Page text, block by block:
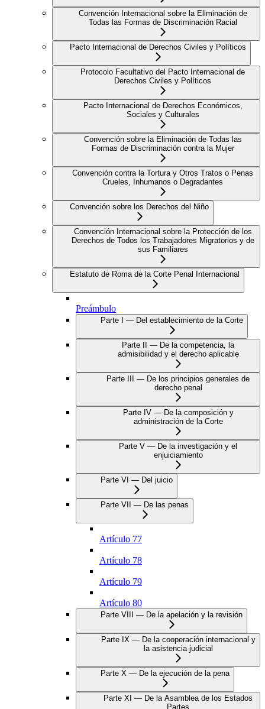
Convención Internacional sobre la Eliminación de
Todas las Formas de Discriminación Racial
Pacto Internacional de Derechos Civiles y Políticos
Protocolo Facultativo del Pacto Internacional de
Derechos Civiles y Políticos
Pacto Internacional de Derechos Económicos,
Sociales y Culturales
Convención sobre la Eliminación de Todas las
Formas de Discriminación contra la Mujer
Convención contra la Tortura y Otros Tratos o Penas
Crueles, Inhumanos o Degradantes
Convención sobre los Derechos del Niño
Convención Internacional sobre la Protección de los
Derechos de Todos los Trabajadores Migratorios y de
sus Familiares
Estatuto de Roma de la Corte Penal Internacional
Preámbulo
Parte I — Del establecimiento de la Corte
Parte II — De la competencia, la
admisibilidad y el derecho aplicable
Parte III — De los principios generales de
derecho penal
Parte IV — De la composición y
administración de la Corte
Parte V — De la investigación y el
enjuiciamiento
Parte VI — Del juicio
Parte VII — De las penas
Artículo 77
Artículo 78
Artículo 79
Artículo 80
Parte VIII — De la apelación y la revisión
Parte IX — De la cooperación internacional y
la asistencia judicial
Parte X — De la ejecución de la pena
Parte XI — De la Asamblea de los Estados
Partes